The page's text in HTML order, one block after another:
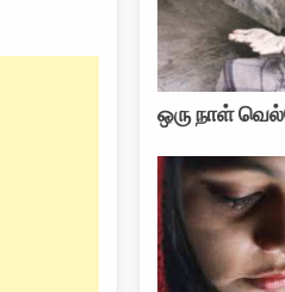
ஒரு நாள்